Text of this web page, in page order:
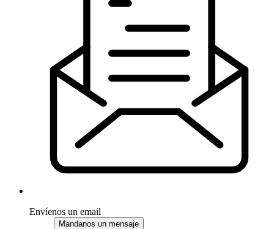
Envíenos un email
Mandanos un mensaje